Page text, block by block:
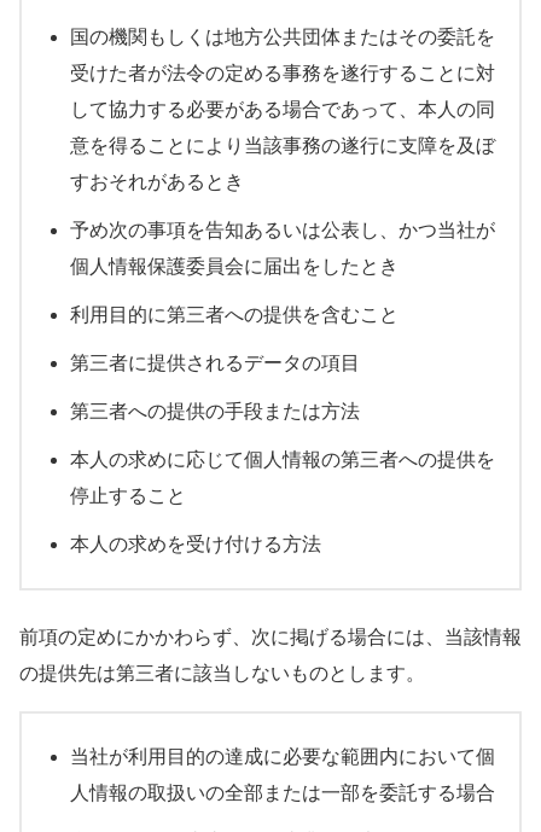
国の機関もしくは地方公共団体またはその委託を
受けた者が法令の定める事務を遂行することに対
して協力する必要がある場合であって、本人の同
意を得ることにより当該事務の遂行に支障を及ぼ
すおそれがあるとき
予め次の事項を告知あるいは公表し、かつ当社が
個人情報保護委員会に届出をしたとき
利用目的に第三者への提供を含むこと
第三者に提供されるデータの項目
第三者への提供の手段または方法
本人の求めに応じて個人情報の第三者への提供を
停止すること
本人の求めを受け付ける方法
前項の定めにかかわらず、次に掲げる場合には、当該情報
の提供先は第三者に該当しないものとします。
当社が利用目的の達成に必要な範囲内において個
人情報の取扱いの全部または一部を委託する場合